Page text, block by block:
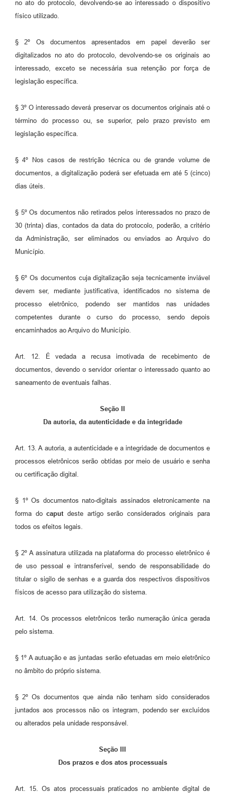
no ato do protocolo, devolvendo-se ao interessado o dispositivo
físico utilizado.
§ 2º Os documentos apresentados em papel deverão ser
digitalizados no ato do protocolo, devolvendo-se os originais ao
interessado, exceto se necessária sua retenção por força de
legislação específica.
§ 3º O interessado deverá preservar os documentos originais até o
término do processo ou, se superior, pelo prazo previsto em
legislação específica.
§ 4º Nos casos de restrição técnica ou de grande volume de
documentos, a digitalização poderá ser efetuada em até 5 (cinco)
dias úteis.
§ 5º Os documentos não retirados pelos interessados no prazo de
30 (trinta) dias, contados da data do protocolo, poderão, a critério
da Administração, ser eliminados ou enviados ao Arquivo do
Município.
§ 6º Os documentos cuja digitalização seja tecnicamente inviável
devem ser, mediante justificativa, identificados no sistema de
processo eletrônico, podendo ser mantidos nas unidades
competentes durante o curso do processo, sendo depois
encaminhados ao Arquivo do Município.
Art. 12. É vedada a recusa imotivada de recebimento de
documentos, devendo o servidor orientar o interessado quanto ao
saneamento de eventuais falhas.
Seção II
Da autoria, da autenticidade e da integridade
Art. 13. A autoria, a autenticidade e a integridade de documentos e
processos eletrônicos serão obtidas por meio de usuário e senha
ou certificação digital.
§ 1º Os documentos nato-digitais assinados eletronicamente na
forma docaput deste artigo serão considerados originais para
todos os efeitos legais.
§ 2º A assinatura utilizada na plataforma do processo eletrônico é
de uso pessoal e intransferível, sendo de responsabilidade do
titular o sigilo de senhas e a guarda dos respectivos dispositivos
físicos de acesso para utilização do sistema.
Art. 14. Os processos eletrônicos terão numeração única gerada
pelo sistema.
§ 1º A autuação e as juntadas serão efetuadas em meio eletrônico
no âmbito do próprio sistema.
§ 2º Os documentos que ainda não tenham sido considerados
juntados aos processos não os integram, podendo ser excluídos
ou alterados pela unidade responsável.
Seção III
Dos prazos e dos atos processuais
Art. 15. Os atos processuais praticados no ambiente digital de